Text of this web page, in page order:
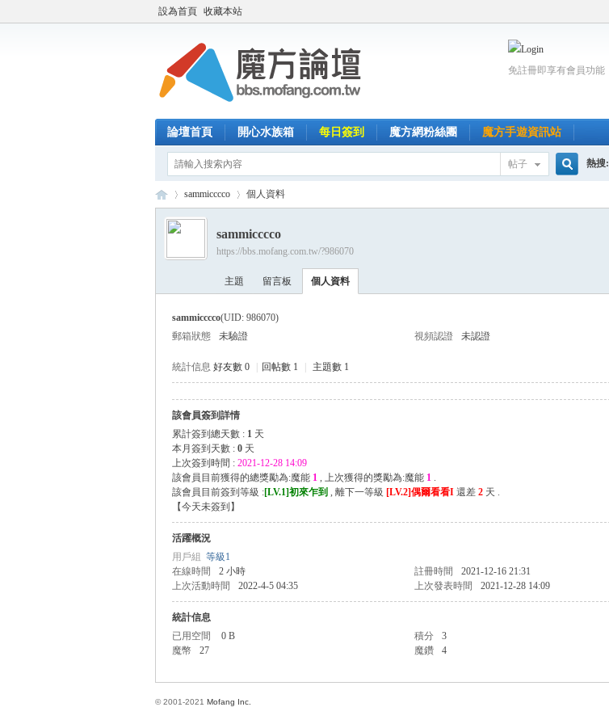
設為首頁 收藏本站
免註冊即享有會員功能
論壇首頁 開心水族箱 每日簽到 魔方網粉絲團 魔方手遊資訊站
帖子 熱搜:
›
sammicccco 個人資料
sammicccco
https://bbs.mofang.com.tw/?986070
主題 留言板 個人資料
sammicccco(UID: 986070)
郵箱狀態
未驗證 視頻認證 未認證
統計信息 好友數 0 回帖數 1 主題數 1
該會員簽到詳情
累計簽到總天數 : 1 天
本月簽到天數 : 0 天
上次簽到時間 : 2021-12-28 14:09
該會員目前獲得的總獎勵為:魔能 1 , 上次獲得的獎勵為:魔能 1 .
該會員目前簽到等級 :[LV.1]初來乍到 , 離下一等級 [LV.2]偶爾看看I 還差 2 天 .
【今天未簽到 】
活躍概況
用戶組 等級1
在線時間
2 小時 註冊時間 2021-12-16 21:31
上次活動時間
2022-4-5 04:35 上次發表時間 2021-12-28 14:09
統計信息
已用空間
0 B 積分 3
魔幣
27 魔鑽 4
© 2001-2021 Mofang Inc.